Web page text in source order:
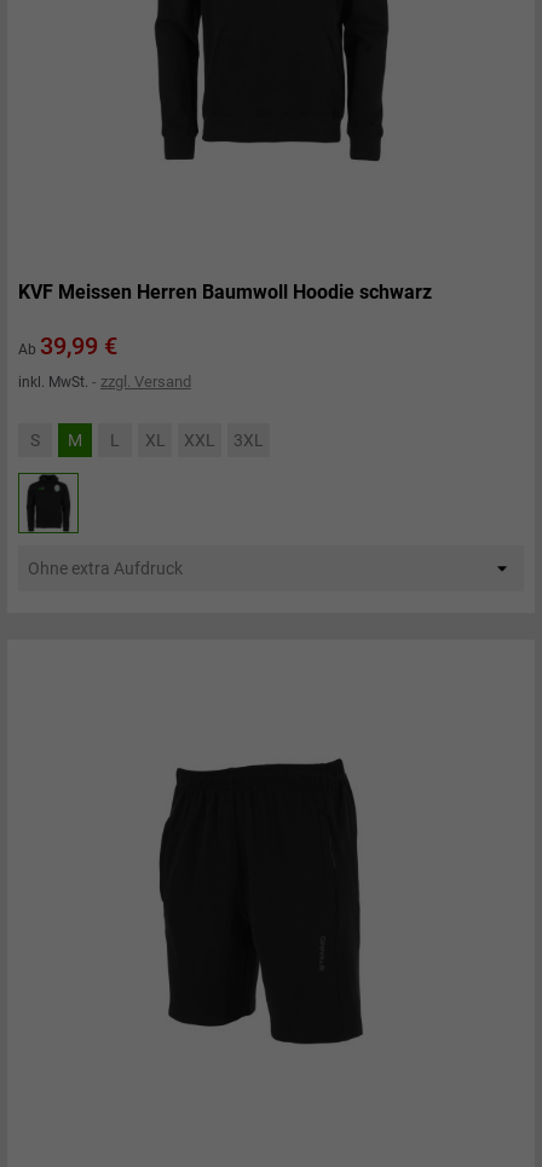
KVF Meissen Herren Baumwoll Hoodie schwarz
Ab Preis
39,99 €
inkl. MwSt. zzgl. Versand
S M L XL XXL 3XL